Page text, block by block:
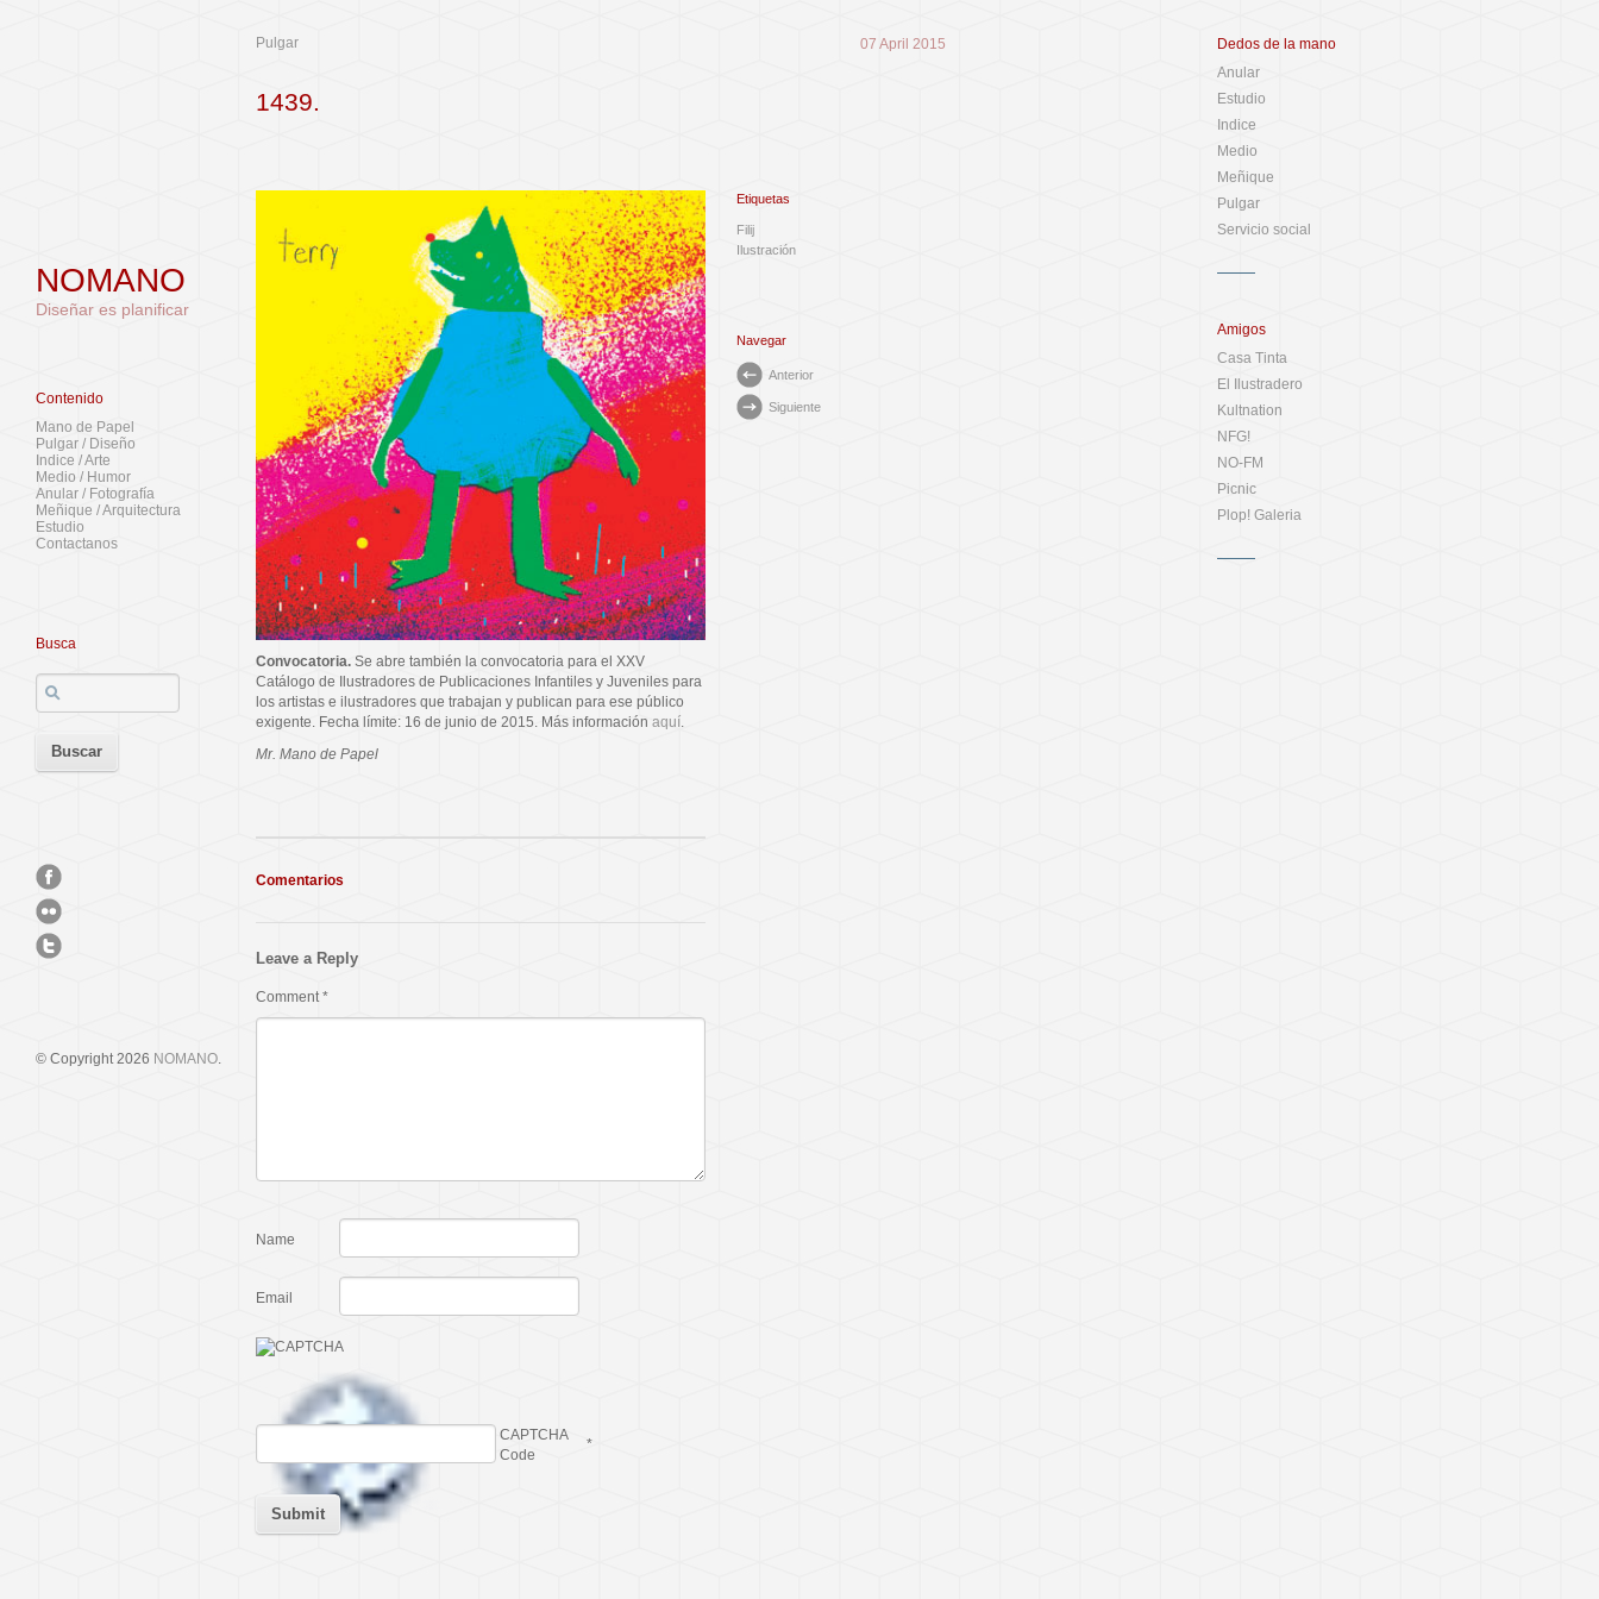
NOMANO
Diseñar es planificar
Contenido
Mano de Papel
Pulgar / Diseño
Indice / Arte
Medio / Humor
Anular / Fotografía
Meñique / Arquitectura
Estudio
Contactanos
Busca
© Copyright 2026 NOMANO.
Pulgar 07 April 2015
1439.
Convocatoria. Se abre también la convocatoria para el XXV
Catálogo de Ilustradores de Publicaciones Infantiles y Juveniles para
los artistas e ilustradores que trabajan y publican para ese público
exigente. Fecha límite: 16 de junio de 2015. Más información aquí
Mr. Mano de Papel
Comentarios
Leave a Reply
Comment*
Name
Email
CAPTCHA
Code
*
Etiquetas
Filij
Ilustración
Navegar
Anterior
Siguiente
Dedos de la mano
Anular
Estudio
Indice
Medio
Meñique
Pulgar
Servicio social
Amigos
Casa Tinta
El Ilustradero
Kultnation
NFG!
NO-FM
Picnic
Plop! Galeria